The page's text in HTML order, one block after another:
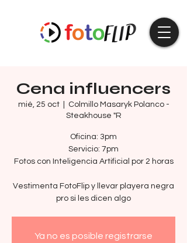
Cena influencers
mié, 25 oct
  |
Colmillo Masaryk Polanco -
Steakhouse "R
Oficina: 3pm
Servicio: 7pm
Fotos con Inteligencia Artificial por 2 horas
Vestimenta FotoFlip y llevar playera negra
pro si les dicen algo
Ya no es posible registrarse